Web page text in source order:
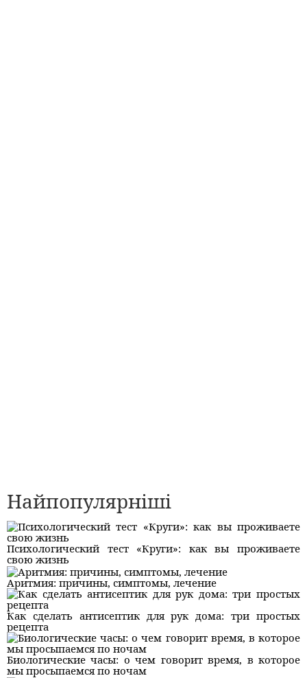
Найпопулярніші
Психологический тест «Круги»: как вы проживаете
свою жизнь
Аритмия: причины, симптомы, лечение
Как сделать антисептик для рук дома: три простых
рецепта
Биологические часы: о чем говорит время, в которое
мы просыпаемся по ночам